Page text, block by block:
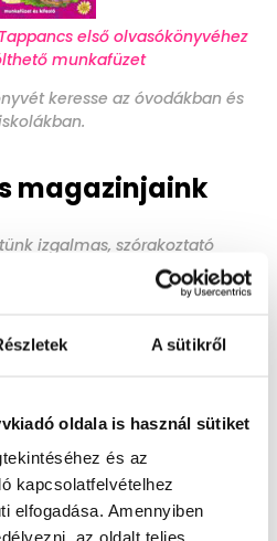
A sütikről
oldala is használ sütiket
és az
kapcsolatfelvételhez
elfogadása. Amennyiben
az oldalt teljes
első olvasókönyvéhez
munkafüzet
keresse az óvodákban és
magazinjaink
izgalmas, szórakoztató
éves korosztály számára.
gyermekek szórakoztatását és
oktatási intézményekben.
bele: